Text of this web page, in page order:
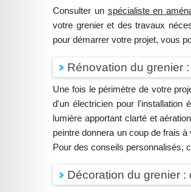
Consulter un spécialiste en
votre grenier et des travaux
pour démarrer votre projet, vous
Rénovation du grenier
Une fois le périmètre de votre
d'un électricien pour l'installation
lumière apportant clarté et
peintre donnera un coup de frais
Pour des conseils personnalisés,
Décoration du grenier